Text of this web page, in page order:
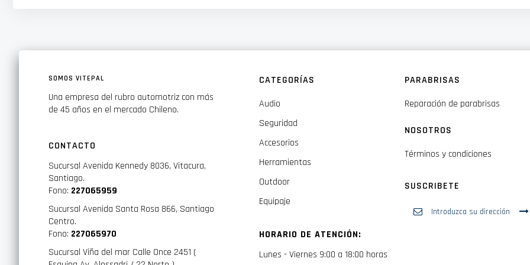
La solapa magnética protege al bolsillo de rápido acceso para un acceso conveniente a los elementos esenciales en las
SOMOS VITEPAL
Una empresa del rubro automotriz con más
de 45 años en el mercado Chileno.
CONTACTO
Sucursal Avenida Kennedy 8036, Vitacura,
Santiago.
Fono: 227065959
Sucursal Avenida Santa Rosa 866, Santiago
Centro.
Fono: 227065970
Sucursal Viña del mar Calle Once 2451 (
CATEGORÍAS
Audio
Seguridad
Accesorios
Herramientas
Outdoor
Equipaje
HORARIO DE ATENCIÓN:
Lunes - Viernes 9:00 a 18:00 horas
PARABRISAS
Reparación de parabrisas
NOSOTROS
Términos y condiciones
SUSCRIBETE